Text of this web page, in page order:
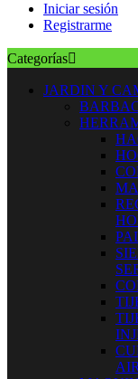
Iniciar sesión
Registrarme
Categorías
JARDIN Y